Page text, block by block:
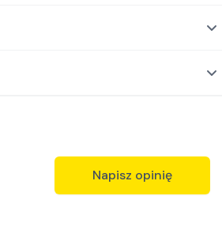
Napisz opinię